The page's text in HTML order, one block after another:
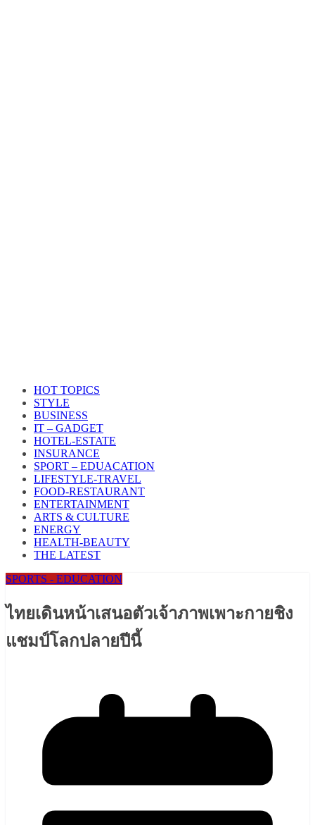
HOT TOPICS
STYLE
BUSINESS
IT – GADGET
HOTEL-ESTATE
INSURANCE
SPORT – EDUACATION
LIFESTYLE​-TRAVEL​
FOOD-RESTAURANT
ENTERTAINMENT
ARTS & CULTURE
ENERGY
HEALTH​-BEAUTY
THE LATEST
SPORTS - EDUCATION
ไทยเดินหน้าเสนอตัวเจ้าภาพเพาะกายชิง
แชมป์โลกปลายปีนี้